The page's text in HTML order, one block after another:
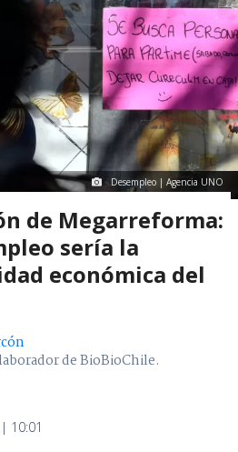
Desempleo | Agencia UNO
de Megarreforma:
sería la
económica del
de BioBioChile.
10:01